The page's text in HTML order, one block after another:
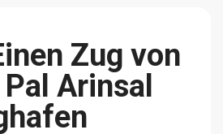
Zug von
Arinsal